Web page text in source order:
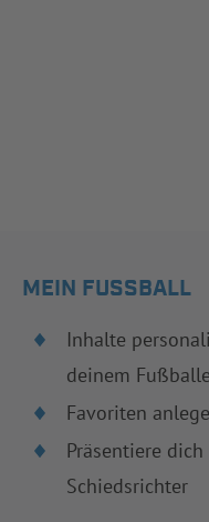
MEIN FUSSBALL
Inhalte
deinem
Favoriten
Präsentiere
Schiedsrichter